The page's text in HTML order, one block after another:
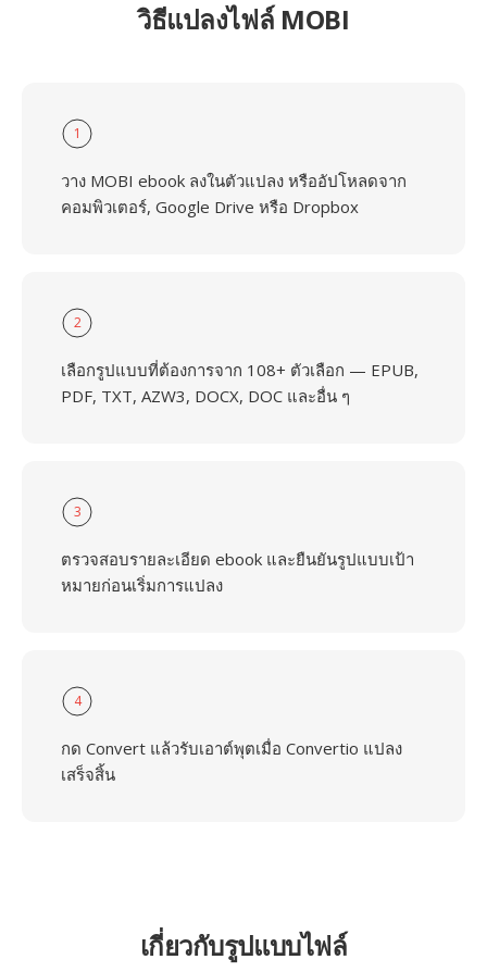
วิธีแปลงไฟล์ MOBI
1
วาง MOBI ebook ลงในตัวแปลง หรืออัปโหลดจาก
คอมพิวเตอร์, Google Drive หรือ Dropbox
2
เลือกรูปแบบที่ต้องการจาก 108+ ตัวเลือก — EPUB,
PDF, TXT, AZW3, DOCX, DOC และอื่น ๆ
3
ตรวจสอบรายละเอียด ebook และยืนยันรูปแบบเป้า
หมายก่อนเริ่มการแปลง
4
กด Convert แล้วรับเอาต์พุตเมื่อ Convertio แปลง
เสร็จสิ้น
เกี่ยวกับรูปแบบไฟล์